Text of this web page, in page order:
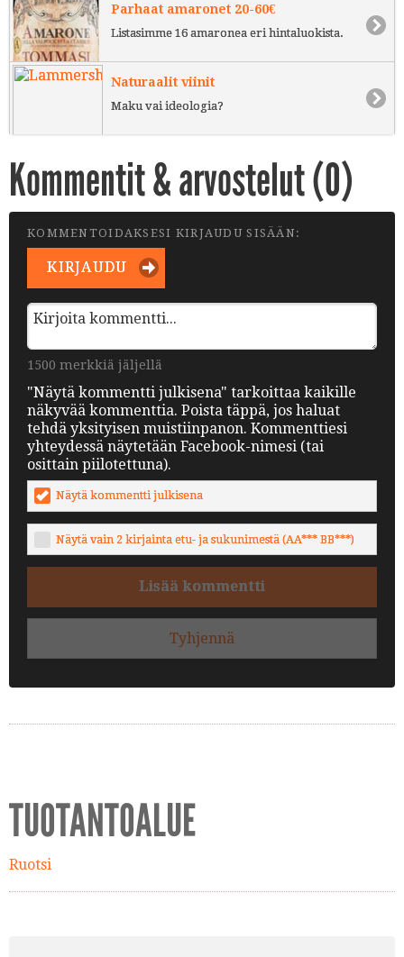
Parhaat amaronet 20-60€
Listasimme 16 amaronea eri hintaluokista.
Naturaalit viinit
Maku vai ideologia?
Kommentit & arvostelut (0)
KOMMENTOIDAKSESI KIRJAUDU SISÄÄN:
KIRJAUDU
1500 merkkiä jäljellä
"Näytä kommentti julkisena" tarkoittaa kaikille
näkyvää kommenttia. Poista täppä, jos haluat
tehdä yksityisen muistiinpanon. Kommenttiesi
yhteydessä näytetään Facebook-nimesi (tai
osittain piilotettuna).
Näytä kommentti julkisena
Näytä vain 2 kirjainta etu- ja sukunimestä (AA*** BB***)
Lisää kommentti
Tyhjennä
TUOTANTOALUE
Ruotsi